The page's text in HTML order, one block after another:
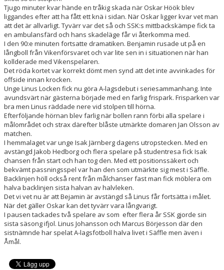
Tjugo minuter kvar hände en tråkig skada när Oskar Höök blev
liggandes efter att ha fått ett knä i sidan. När Oskar ligger kvar vet man
att det är allvarligt. Tyvärr var det så och SSK:s mittbackskämpe fick ta
en ambulansfärd och hans skadeläge får vi återkomma med.
I den 90:e minuten fortsatte dramatiken. Benjamin rusade ut på en
långboll från Vikenförsvaret och var lite sen in i situationen när han
kollderade med Vikenspelaren.
Det röda kortet var korrekt dömt men synd att det inte avvinkades för
offside innan krocken.
Unge Linus Locken fick nu göra A-lagsdebut i seriesammanhang. Inte
avundsvärt när gästerna började med en farlig frispark. Frisparken var
bra men Linus räddade nere vid stolpen till hörna.
Efterföljande hörnan blev farlig när bollen rann förbi alla spelare i
målområdet och strax därefter blåste utmärkte domaren Jan Olsson av
matchen.
I hemmalaget var unge Isak Järnberg dagens utropstecken. Med en
avstängd Jakob Hedborg och flera spelare på studentresa fick Isak
chansen från start och han tog den. Med ett positionssäkert och
bekvämt passningsspel var han den som utmärkte sig mest i Säffle.
Backlinjen höll också rent från målchanser fast man fick möblera om
halva backlinjen sista halvan av halvleken.
Det vi vet nu är att Bejamin är avstängd så Linus får fortsätta i målet.
När det gäller Oskar kan det tyvärr vara långvarigt.
I pausen tackades två spelare av som efter flera år SSK gjorde sin
sista säsong ifjol. Linus Johansson och Marcus Börjesson där den
sistnämnde har spelat A-lagsfotboll halva livet i Säffle men även i
Åmål.